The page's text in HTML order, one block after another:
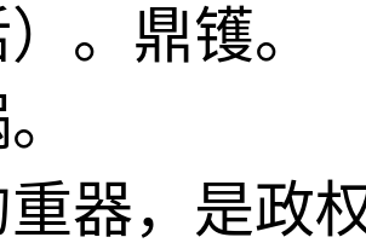
。鼎镬。
器，是政